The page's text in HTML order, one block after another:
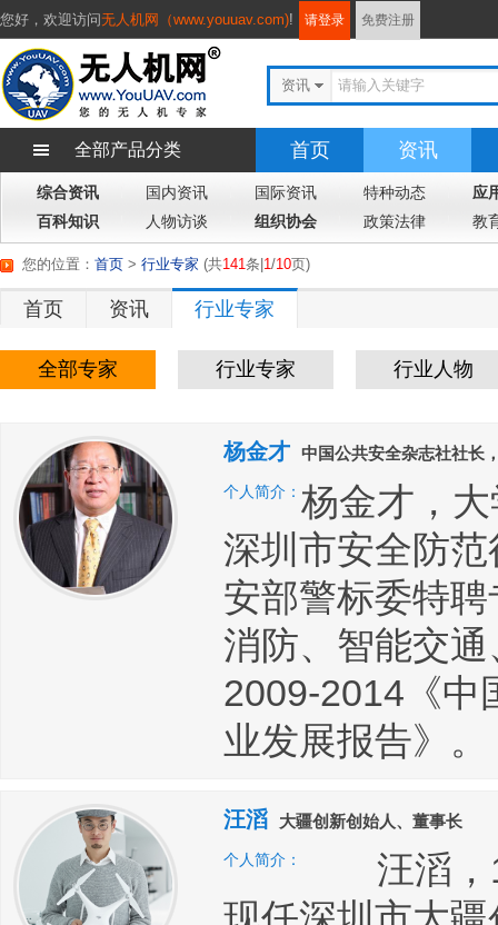
您好， 欢迎访问无人机网（www.youuav.com)! 请登录 免费注册
资讯
全部产品分类 首页 资讯
综合资讯 国内资讯 国际资讯 特种动态
应
百科知识
人物访谈 组织协会 政策法律 教
您的位置： 首页 > 行业专家 (共141条| 1/10页)
首页 资讯 行业专家
全部专家 行业专家 行业人物
杨金才 中国公共安全杂志社社长
个人简介： 杨金才，
深圳市安全防
安部警标委特
消防、智能交
2009-2014《中
业发展报告》。
汪滔 大疆创新创始人、董事长
个人简介：
汪滔，